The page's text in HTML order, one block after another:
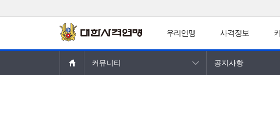
우리연맹 사격정보
커뮤니티 공지사항